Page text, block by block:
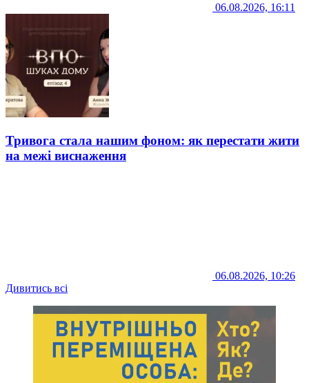
06.08.2026, 16:11
Тривога стала нашим фоном: як перестати жити
на межі виснаження
06.08.2026, 10:26
Дивитись всі